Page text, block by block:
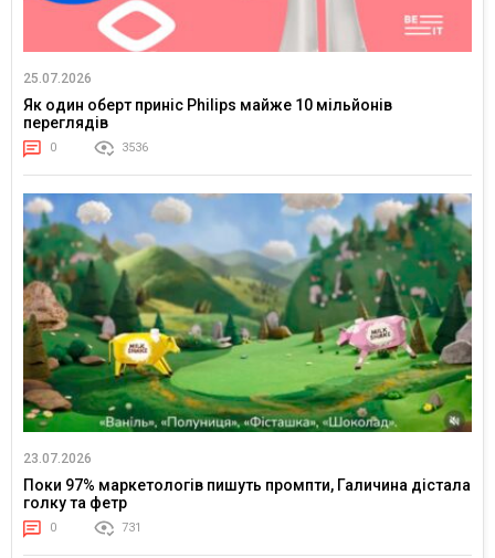
25.07.2026
Як один оберт приніс Philips майже 10 мільйонів
переглядів
0 3536
23.07.2026
Поки 97% маркетологів пишуть промпти, Галичина дістала
голку та фетр
0 731